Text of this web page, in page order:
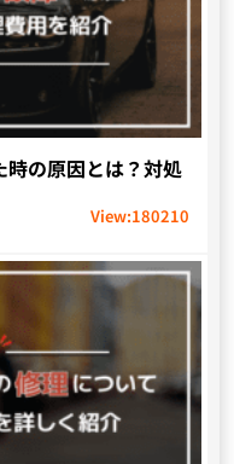
の原因とは？対処
View:180210